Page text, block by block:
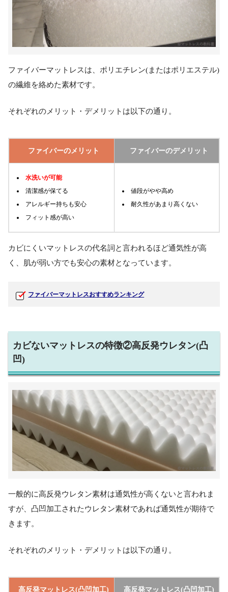
ファイバーマットレスは、ポリエチレン(またはポリエステル)
の繊維を絡めた素材です。
それぞれのメリット・デメリットは以下の通り。
ファイバーのメリット ファイバーのデメリット
水洗いが可能
清潔感が保てる
アレルギー持ちも安心
フィット感が高い
値段がやや高め
耐久性があまり高くない
カビにくいマットレスの代名詞と言われるほど通気性が高
く、肌が弱い方でも安心の素材となっています。
ファイバーマットレスおすすめランキング
カビないマットレスの特徴②高反発ウレタン(凸
凹)
一般的に高反発ウレタン素材は通気性が高くないと言われま
すが、凸凹加工されたウレタン素材であれば通気性が期待で
きます。
それぞれのメリット・デメリットは以下の通り。
高反発マットレス(凸凹加工)
高反発マットレス(凸凹加工)